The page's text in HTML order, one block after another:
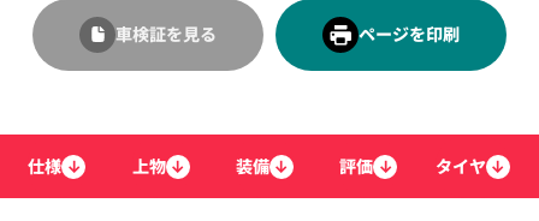
車検証を見る ページを印刷
仕様 ↓ 上物 ↓ 装備 ↓ 評価 ↓ タイヤ ↓